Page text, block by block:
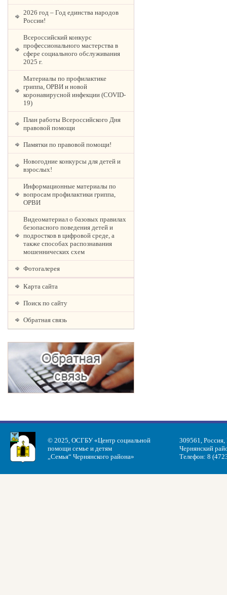
2026 год – Год единства народов
России!
Всероссийский конкурс
профессионального мастерства в
сфере социального обслуживания
2025 г.
Материалы по профилактике
гриппа, ОРВИ и новой
коронавирусной инфекции (COVID-
19)
План работы Всероссийского Дня
правовой помощи
Памятки по правовой помощи!
Новогодние конкурсы для детей и
взрослых!
Информационные материалы по
вопросам профилактики гриппа,
ОРВИ
Видеоматериал о базовых правилах
безопасного поведения детей и
подростков в цифровой среде, а
также способах распознавания
мошеннических схем
Фотогалерея
Карта сайта
Поиск по сайту
Обратная связь
© 2025, ОСГБУ «Центр социальной
помощи семье и детям
„Семья“ Чернянского района»
309561, Россия,
Чернянский
Телефон: 8